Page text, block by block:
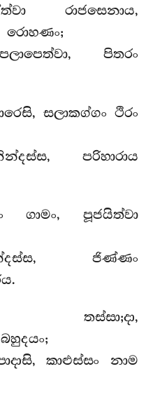
රාජසෙනාය,
රොහණං;
පිතරං
සලාකග්ගං ථිරං
පරිහාරාය
ගාමං, පූජයිත්වා
ජිණ්ණං
තස්සා;දා,
කාළුස්සං නාම